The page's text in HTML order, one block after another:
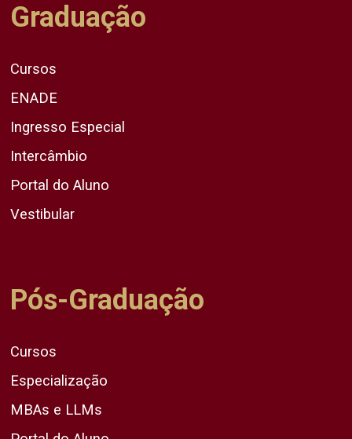
Graduação
Cursos
ENADE
Ingresso Especial
Intercâmbio
Portal do Aluno
Vestibular
Pós-Graduação
Cursos
Especialização
MBAs e LLMs